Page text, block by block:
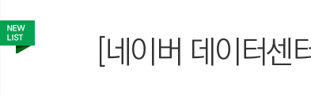
[네이버 데이터센